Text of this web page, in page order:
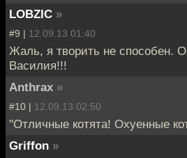
LOBZIC »
#9 | 12.09.13 01:40
Жаль, я творить не способен.
Василия!!!
Anthrax »
#10 | 12.09.13 02:50
"Отличные котята! Охуенные
Griffon »